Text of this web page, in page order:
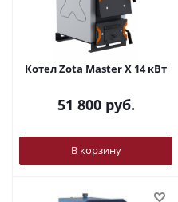
Котел Zota Master X 14 кВт
51 800руб.
В корзину